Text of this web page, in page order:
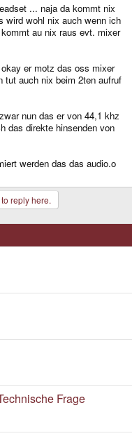
... naja da kommt nix
wird wohl nix auch wenn ich
au nix raus evt. mixer
er motz das oss mixer
tut auch nix beim 2ten aufruf
nun das er von 44,1 khz
das direkte hinsenden von
werden das das audio.o
reply here.
Frage